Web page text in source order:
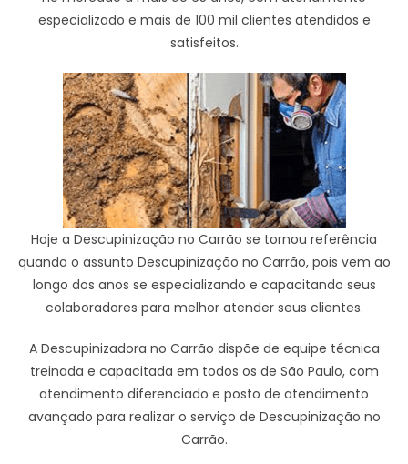
especializado e mais de 100 mil clientes atendidos e
satisfeitos.
Hoje a Descupinização no Carrão se tornou referência
quando o assunto Descupinização no Carrão, pois vem ao
longo dos anos se especializando e capacitando seus
colaboradores para melhor atender seus clientes.
A Descupinizadora no Carrão dispõe de equipe técnica
treinada e capacitada em todos os de São Paulo, com
atendimento diferenciado e posto de atendimento
avançado para realizar o serviço de Descupinização no
Carrão.